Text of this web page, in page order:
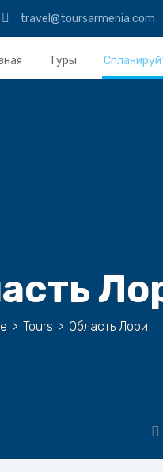
travel@toursarmenia.com
Туры
> Tours > Область Лори